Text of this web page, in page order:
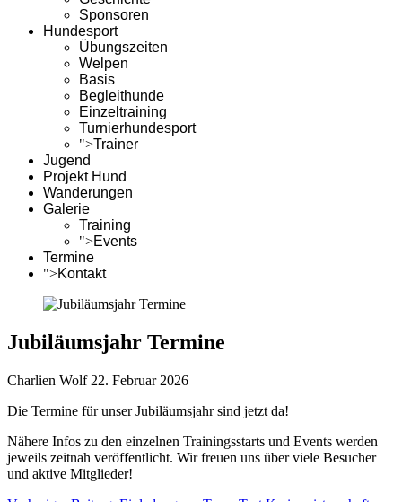
Sponsoren
Hundesport
Übungszeiten
Welpen
Basis
Begleithunde
Einzeltraining
Turnierhundesport
">Trainer
Jugend
Projekt Hund
Wanderungen
Galerie
Training
">Events
Termine
">Kontakt
Jubiläumsjahr Termine
Charlien Wolf 22. Februar 2026
Die Termine für unser Jubiläumsjahr sind jetzt da!
Nähere Infos zu den einzelnen Trainingsstarts und Events werden
jeweils zeitnah veröffentlicht. Wir freuen uns über viele Besucher
und aktive Mitglieder!